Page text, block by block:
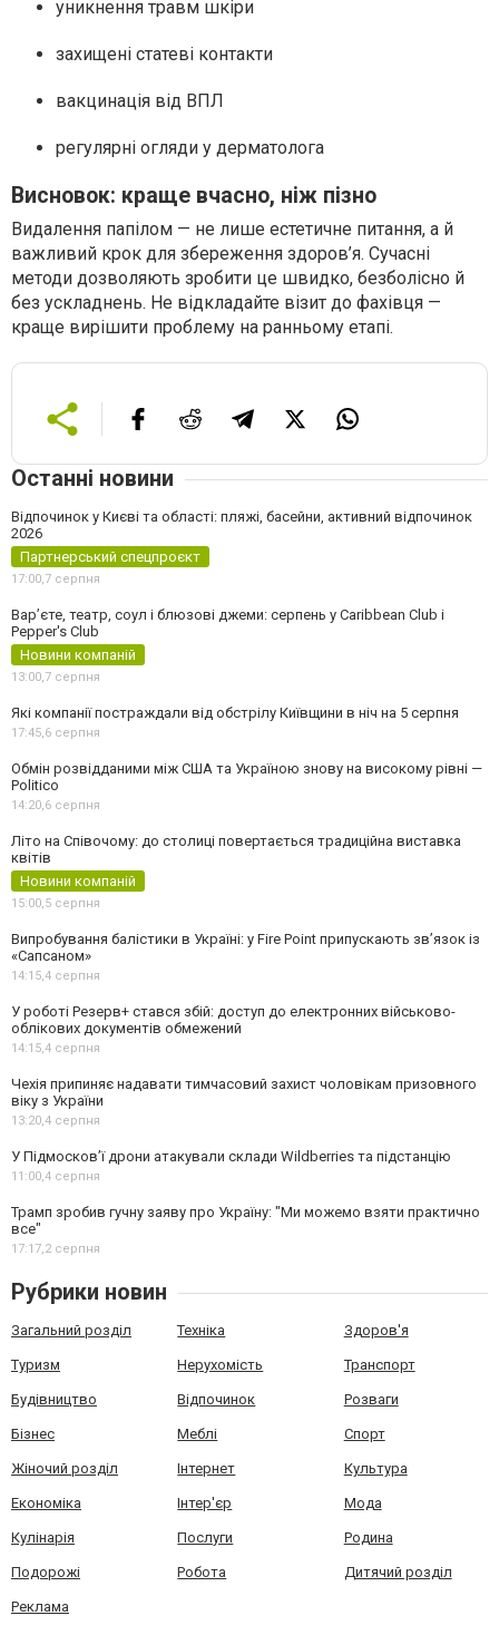
уникнення травм шкіри
захищені статеві контакти
вакцинація від ВПЛ
регулярні огляди у дерматолога
Висновок: краще вчасно, ніж пізно
Видалення папілом — не лише естетичне питання, а й
важливий крок для збереження здоров’я. Сучасні
методи дозволяють зробити це швидко, безболісно й
без ускладнень. Не відкладайте візит до фахівця —
краще вирішити проблему на ранньому етапі.
Останні новини
Відпочинок у Києві та області: пляжі, басейни, активний відпочинок
2026
Партнерський спецпроєкт
17:00,7 серпня
Вар’єте, театр, соул і блюзові джеми: серпень у Caribbean Club і
Pepper's Club
Новини компаній
13:00,7 серпня
Які компанії постраждали від обстрілу Київщини в ніч на 5 серпня
17:45,6 серпня
Обмін розвідданими між США та Україною знову на високому рівні —
Politico
14:20,6 серпня
Літо на Співочому: до столиці повертається традиційна виставка
квітів
Новини компаній
15:00,5 серпня
Випробування балістики в Україні: у Fire Point припускають зв’язок із
«Сапсаном»
14:15,4 серпня
У роботі Резерв+ стався збій: доступ до електронних військово-
облікових документів обмежений
14:15,4 серпня
Чехія припиняє надавати тимчасовий захист чоловікам призовного
віку з України
13:20,4 серпня
У Підмосков’ї дрони атакували склади Wildberries та підстанцію
11:00,4 серпня
Трамп зробив гучну заяву про Україну: "Ми можемо взяти практично
все"
17:17,2 серпня
Рубрики новин
Загальний розділ Техніка Здоров'я
Туризм Нерухомість Транспорт
Будівництво Відпочинок Розваги
Бізнес Меблі Спорт
Жіночий розділ Інтернет Культура
Економіка Інтер'єр Мода
Кулінарія Послуги Родина
Подорожі Робота Дитячий розділ
Реклама